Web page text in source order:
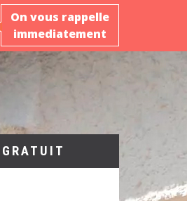
On vous rappelle
immediatement